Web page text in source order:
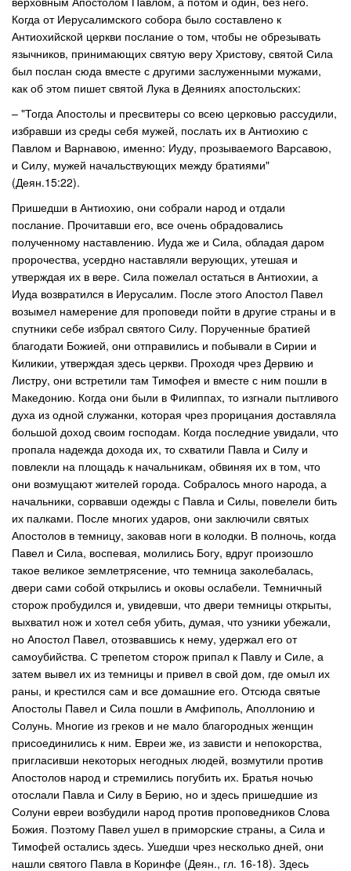
Когда от Иерусалимского собора было составлено к
Антиохийской церкви послание о том, чтобы не обрезывать
язычников, принимающих святую веру Христову, святой Сила
был послан сюда вместе с другими заслуженными мужами,
как об этом пишет святой Лука в Деяниях апостольских:
– "Тогда Апостолы и пресвитеры со всею церковью рассудили,
избравши из среды себя мужей, послать их в Антиохию с
Павлом и Варнавою, именно: Иуду, прозываемого Варсавою,
и Силу, мужей начальствующих между братиями"
(Деян.15:22).
Пришедши в Антиохию, они собрали народ и отдали
послание. Прочитавши его, все очень обрадовались
полученному наставлению. Иуда же и Сила, обладая даром
пророчества, усердно наставляли верующих, утешая и
утверждая их в вере. Сила пожелал остаться в Антиохии, а
Иуда возвратился в Иерусалим. После этого Апостол Павел
возымел намерение для проповеди пойти в другие страны и в
спутники себе избрал святого Силу. Порученные братией
благодати Божией, они отправились и побывали в Сирии и
Киликии, утверждая здесь церкви. Проходя чрез Дервию и
Листру, они встретили там Тимофея и вместе с ним пошли в
Македонию. Когда они были в Филиппах, то изгнали пытливого
духа из одной служанки, которая чрез прорицания доставляла
большой доход своим господам. Когда последние увидали, что
пропала надежда дохода их, то схватили Павла и Силу и
повлекли на площадь к начальникам, обвиняя их в том, что
они возмущают жителей города. Собралось много народа, а
начальники, сорвавши одежды с Павла и Силы, повелели бить
их палками. После многих ударов, они заключили святых
Апостолов в темницу, заковав ноги в колодки. В полночь, когда
Павел и Сила, воспевая, молились Богу, вдруг произошло
такое великое землетрясение, что темница заколебалась,
двери сами собой открылись и оковы ослабели. Темничный
сторож пробудился и, увидевши, что двери темницы открыты,
выхватил нож и хотел себя убить, думая, что узники убежали,
но Апостол Павел, отозвавшись к нему, удержал его от
самоубийства. С трепетом сторож припал к Павлу и Силе, а
затем вывел их из темницы и привел в свой дом, где омыл их
раны, и крестился сам и все домашние его. Отсюда святые
Апостолы Павел и Сила пошли в Амфиполь, Аполлонию и
Солунь. Многие из греков и не мало благородных женщин
присоединились к ним. Евреи же, из зависти и непокорства,
пригласивши некоторых негодных людей, возмутили против
Апостолов народ и стремились погубить их. Братья ночью
отослали Павла и Силу в Берию, но и здесь пришедшие из
Солуни евреи возбудили народ против проповедников Слова
Божия. Поэтому Павел ушел в приморские страны, а Сила и
Тимофей остались здесь. Ушедши чрез несколько дней, они
нашли святого Павла в Коринфе (Деян., гл. 16-18). Здесь